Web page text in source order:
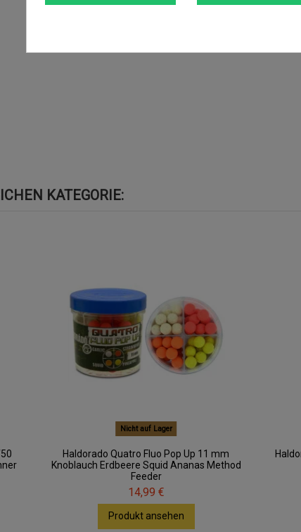
KATEGORIE:
Nicht auf Lager
Haldorado Quatro Fluo Pop Up 11 mm
Knoblauch Erdbeere Squid Ananas Method
Feeder
14,99 €
Produkt ansehen